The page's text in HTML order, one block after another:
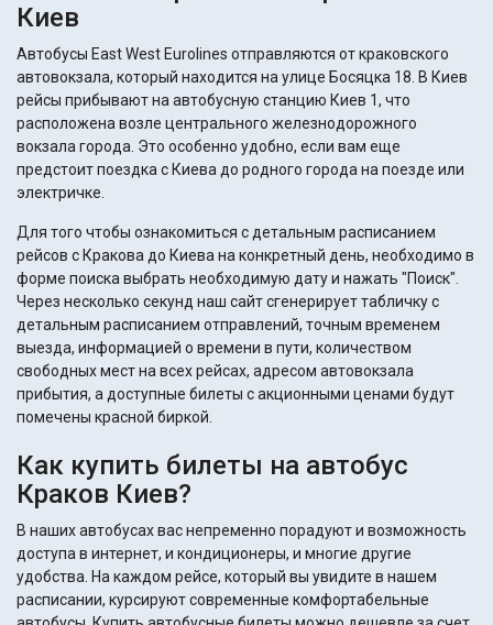
Киев
Автобусы East West Eurolines отправляются от краковского
автовокзала, который находится на улице Босяцка 18. В Киев
рейсы прибывают на автобусную станцию Киев 1, что
расположена возле центрального железнодорожного
вокзала города. Это особенно удобно, если вам еще
предстоит поездка с Киева до родного города на поезде или
электричке.
Для того чтобы ознакомиться с детальным расписанием
рейсов с Кракова до Киева на конкретный день, необходимо в
форме поиска выбрать необходимую дату и нажать "Поиск".
Через несколько секунд наш сайт сгенерирует табличку с
детальным расписанием отправлений, точным временем
выезда, информацией о времени в пути, количеством
свободных мест на всех рейсах, адресом автовокзала
прибытия, а доступные билеты с акционными ценами будут
помечены красной биркой.
Как купить билеты на автобус
Краков Киев?
В наших автобусах вас непременно порадуют и возможность
доступа в интернет, и кондиционеры, и многие другие
удобства. На каждом рейсе, который вы увидите в нашем
расписании, курсируют современные комфортабельные